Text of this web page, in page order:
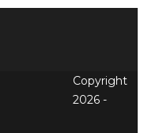
Copyright
2026 -